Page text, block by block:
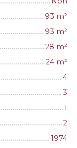
93 m²
93 m²
28 m²
24 m²
4
3
1
2
1974